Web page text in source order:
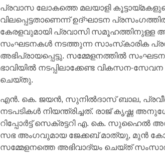
പ്രവാസ ലോകത്തെ മലയാളി
വിലപ്പെട്ടതാണെന്ന് ഉദ്ഘാടന
കേരളവുമായി പ്രവാസി
സംഘടനകൾ നടത്തുന്ന സാംസ്‌കാരിക
അഭിപ്രായപ്പെട്ടു. സമ്മേളനത്തിൽ
ഭാവിയിൽ നടപ്പിലാക്കേണ്ട വികസന-
ചെയ്തു.
എൻ. കെ. ജയൻ, സുനിൽദാസ് ബാല,
നടപടികൾ നിയന്ത്രിച്ചത്. രാജ് കൃഷ്ണ
റിപ്പോർട്ട് സെക്രട്ടറി എ. കെ. സുഹൈൽ
സഭ അംഗവുമായ ജേക്കബ് മാത്യു, മുൻ
സമ്മേളനത്തെ അഭിവാദ്യം ചെയ്ത്